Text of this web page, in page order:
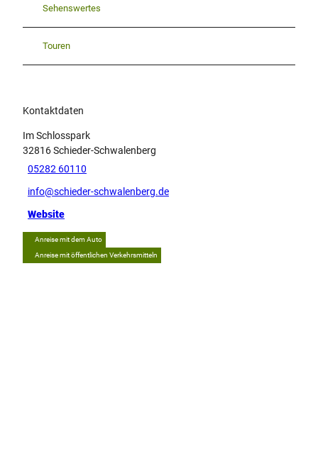
Sehenswertes
Touren
Kontaktdaten
Im Schlosspark
32816Schieder-Schwalenberg
05282 60110
info@schieder-schwalenberg.de
Website
Anreise mit dem Auto
Anreise mit öffentlichen Verkehrsmitteln